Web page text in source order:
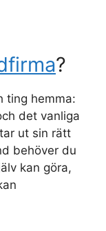
?
ting hemma:
det vanliga
ut sin rätt
behöver du
kan göra,